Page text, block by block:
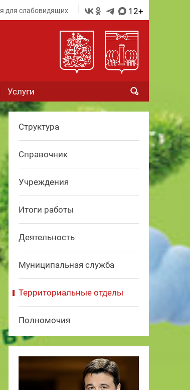
для слабовидящих 12+
Услуги
Структура
Справочник
Учреждения
Итоги работы
Деятельность
Муниципальная служба
Территориальные отделы
Полномочия